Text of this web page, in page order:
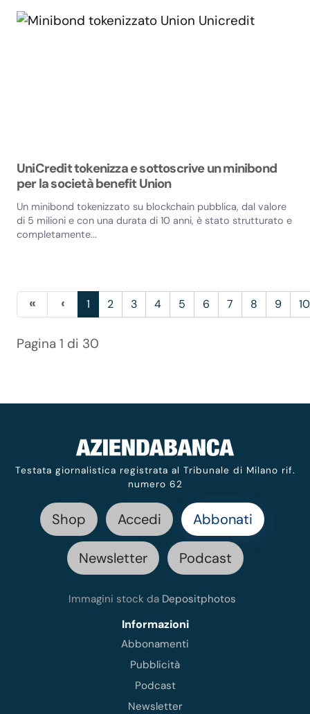
UniCredit tokenizza e sottoscrive un minibond
per la società benefit Union
Un minibond tokenizzato su blockchain pubblica, dal valore
di 5 milioni e con una durata di 10 anni, è stato strutturato e
completamente...
1 2 3 4 5 6 7 8 9 10
Pagina 1 di 30
Testata giornalistica registrata al Tribunale di Milano rif.
numero 62
Shop Accedi Abbonati
Newsletter Podcast
Immagini stock da Depositphotos
Informazioni
Abbonamenti
Pubblicità
Podcast
Newsletter